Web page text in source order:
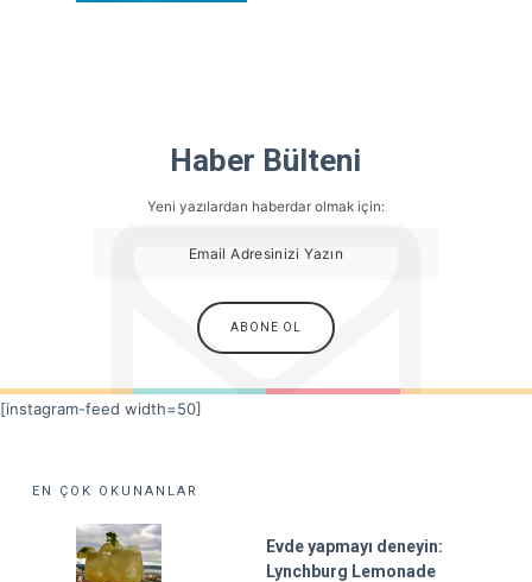
Haber Bülteni
Yeni yazılardan haberdar olmak için:
[instagram-feed width=50]
EN ÇOK OKUNANLAR
Evde yapmayı deneyin:
Lynchburg Lemonade